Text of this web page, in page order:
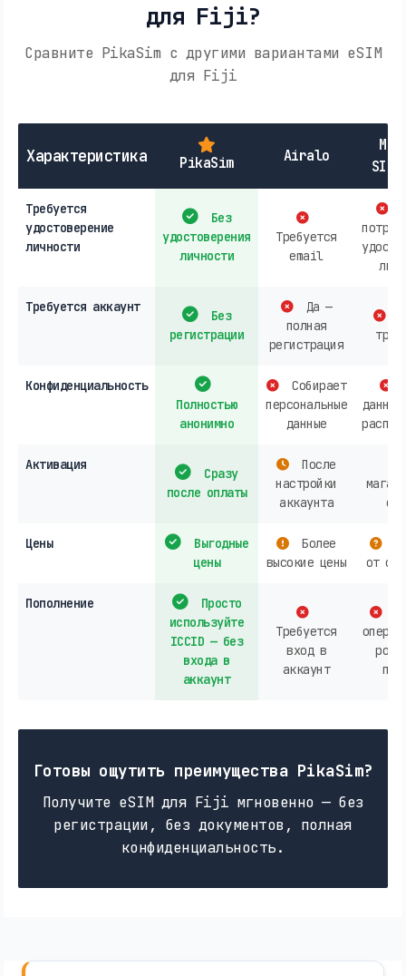
для Fiji?
Сравните PikaSim с другими вариантами eSIM
для Fiji
Характеристика PikaSim Airalo
SIM-
Требуется
удостоверение
личности
Без
удостоверения
личности
Требуется
email
Требуется аккаунт
Без
регистрации
Да —
полная
регистрация
Конфиденциальность
Полностью
анонимно
Собирает
персональные
данные
Активация
Сразу
после оплаты
После
настройки
аккаунта
Цены
Выгодные
цены
Более
высокие цены
от
Пополнение
Просто
используйте
ICCID — без
входа в
аккаунт
Требуется
вход в
аккаунт
Готовы ощутить преимущества PikaSim?
Получите eSIM для Fiji мгновенно — без
регистрации, без документов, полная
конфиденциальность.